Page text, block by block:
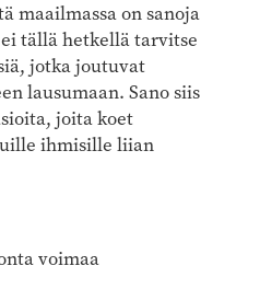
maailmassa on sanoja
tällä hetkellä tarvitse
jotka joutuvat
lausumaan. Sano siis
joita koet
ihmisille liian
voimaa